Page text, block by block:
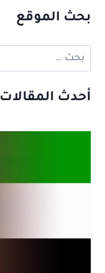
بحث الموقع
البحث
عن:
أحدث المقالات